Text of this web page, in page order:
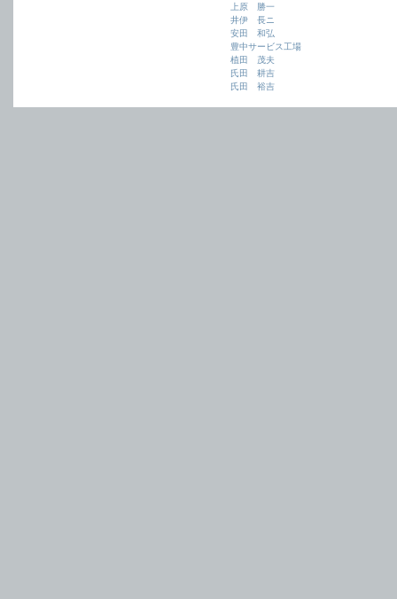
上原 勝一
井伊 長ニ
安田 和弘
豊中サービス工場
植田 茂夫
氏田 耕吉
氏田 裕吉